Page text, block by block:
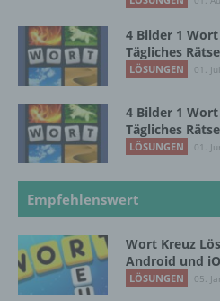
4 Bilder 1
Tägliches
LÖSUNGEN 01.
4 Bilder 1
Tägliches
LÖSUNGEN 01.
Empfehlenswert
Wort Kreuz
Android und
LÖSUNGEN 05.
Informationen
und technischen und
Maßnahmen
dass die
einer identifizierten
natürlichen Person
g) Verantwortlicher oder
Verantwortlicher oder
Verantwortlicher ist
juristische Person,
oder andere Stelle, die
gemeinsam mit